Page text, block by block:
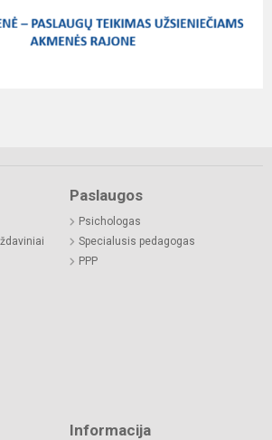
Paslaugos
Psichologas
Specialusis pedagogas
PPP
Informacija